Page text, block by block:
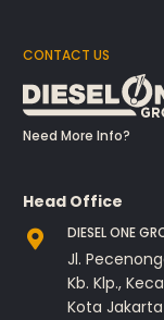
CONTACT US
Need More Info?
Head Office
DIESEL ONE
Jl.
Kb. Klp.,
Kota Jakarta